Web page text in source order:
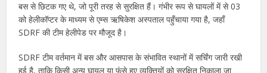
बस से छिटक गए थे, जो पूरी तरह से सुरक्षित हैं। गंभीर रूप से घायलों में से 03
को हेलीकॉप्टर के माध्यम से एम्स ऋषिकेश अस्पताल पहुँचाया गया है, जहाँ
SDRF की टीम हेलीपेड पर मौजूद है।
SDRF टीम वर्तमान में बस और आसपास के संभावित स्थानों में सर्चिंग जारी रखी
हुई है, ताकि किसी अन्य घायल या फंसे हुए व्यक्तियों को सुरक्षित निकाला जा